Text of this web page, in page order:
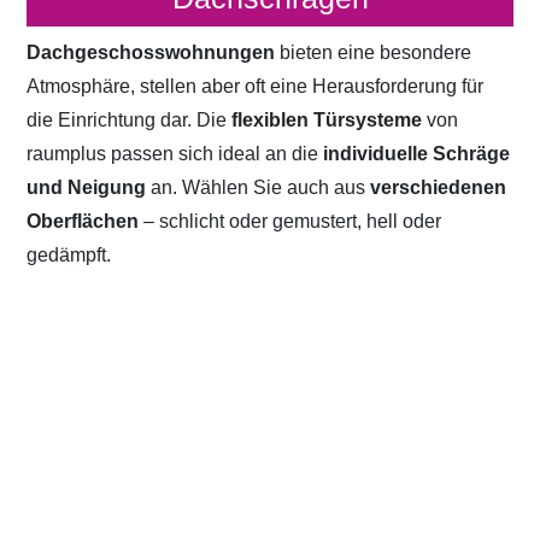
Dachgeschosswohnungen bieten eine besondere
Atmosphäre, stellen aber oft eine Herausforderung für
die Einrichtung dar. Dieflexiblen Türsystemevon
raumplus passen sich ideal an die individuelle Schräge
und Neigung an. Wählen Sie auch ausverschiedenen
Oberflächen – schlicht oder gemustert, hell oder
gedämpft.